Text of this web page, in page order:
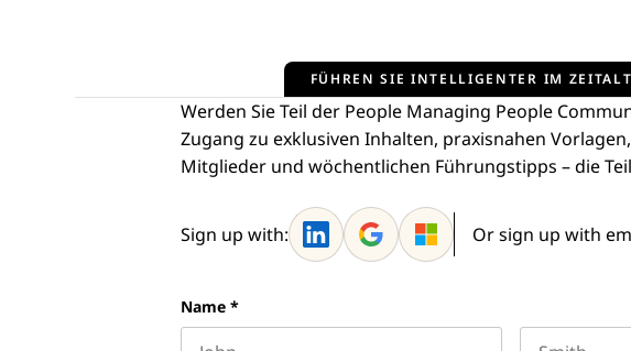
FÜHREN SIE INTELLIGENTER IM
Werden Sie Teil der People Managing People
Zugang zu exklusiven Inhalten, praxisnahen
Mitglieder und wöchentlichen Führungstipps – die
Sign up with: Or sign up with
Name *